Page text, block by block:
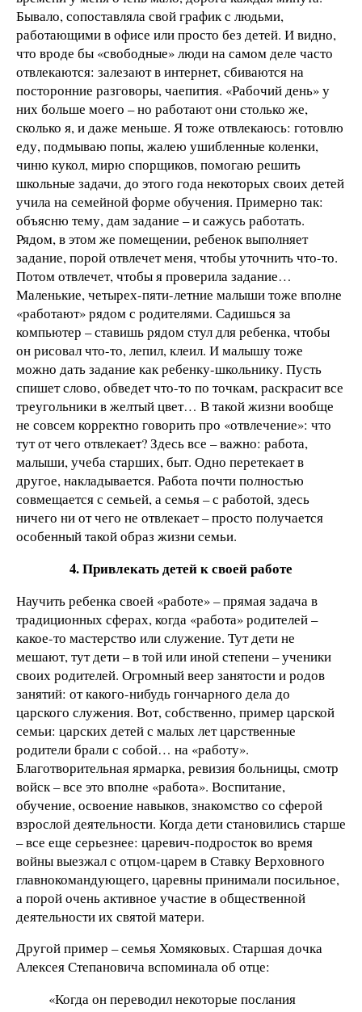
Бывало, сопоставляла свой график с людьми,
работающими в офисе или просто без детей. И видно,
что вроде бы «свободные» люди на самом деле часто
отвлекаются: залезают в интернет, сбиваются на
посторонние разговоры, чаепития. «Рабочий день» у
них больше моего – но работают они столько же,
сколько я, и даже меньше. Я тоже отвлекаюсь: готовлю
еду, подмываю попы, жалею ушибленные коленки,
чиню кукол, мирю спорщиков, помогаю решить
школьные задачи, до этого года некоторых своих детей
учила на семейной форме обучения. Примерно так:
объясню тему, дам задание – и сажусь работать.
Рядом, в этом же помещении, ребенок выполняет
задание, порой отвлечет меня, чтобы уточнить что-то.
Потом отвлечет, чтобы я проверила задание…
Маленькие, четырех-пяти-летние малыши тоже вполне
«работают» рядом с родителями. Садишься за
компьютер – ставишь рядом стул для ребенка, чтобы
он рисовал что-то, лепил, клеил. И малышу тоже
можно дать задание как ребенку-школьнику. Пусть
спишет слово, обведет что-то по точкам, раскрасит все
треугольники в желтый цвет… В такой жизни вообще
не совсем корректно говорить про «отвлечение»: что
тут от чего отвлекает? Здесь все – важно: работа,
малыши, учеба старших, быт. Одно перетекает в
другое, накладывается. Работа почти полностью
совмещается с семьей, а семья – с работой, здесь
ничего ни от чего не отвлекает – просто получается
особенный такой образ жизни семьи.
4. Привлекать детей к своей работе
Научить ребенка своей «работе» – прямая задача в
традиционных сферах, когда «работа» родителей –
какое-то мастерство или служение. Тут дети не
мешают, тут дети – в той или иной степени – ученики
своих родителей. Огромный веер занятости и родов
занятий: от какого-нибудь гончарного дела до
царского служения. Вот, собственно, пример царской
семьи: царских детей с малых лет царственные
родители брали с собой… на «работу».
Благотворительная ярмарка, ревизия больницы, смотр
войск – все это вполне «работа». Воспитание,
обучение, освоение навыков, знакомство со сферой
взрослой деятельности. Когда дети становились старше
– все еще серьезнее: царевич-подросток во время
войны выезжал с отцом-царем в Ставку Верховного
главнокомандующего, царевны принимали посильное,
а порой очень активное участие в общественной
деятельности их святой матери.
Другой пример – семья Хомяковых. Старшая дочка
Алексея Степановича вспоминала об отце:
«Когда он переводил некоторые послания